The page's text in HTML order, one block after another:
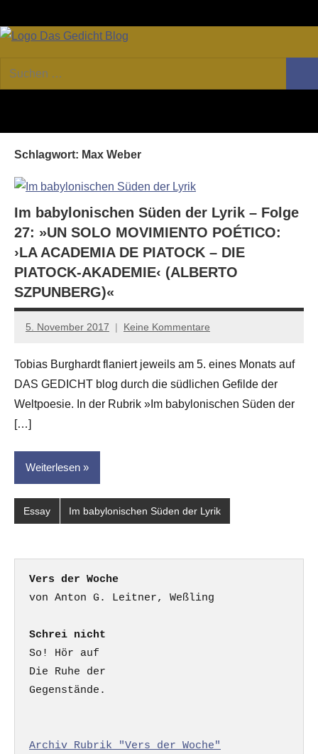
Inhalt
GEDICHT
Forum
von
Essay
und
Kritik
Suchen
nach:
Schlagwort: Max Weber
Im babylonischen Süden der Lyrik – Folge
27: »UN SOLO MOVIMIENTO POÉTICO:
›LA ACADEMIA DE PIATOCK – DIE
PIATOCK-AKADEMIE‹ (ALBERTO
SZPUNBERG)«
5. November 2017
Anton
Leitner
Keine Kommentare
Tobias Burghardt flaniert jeweils am 5. eines Monats auf
DAS GEDICHT blog durch die südlichen Gefilde der
Weltpoesie. In der Rubrik »Im babylonischen Süden der
[…]
Weiterlesen
Essay Im babylonischen Süden der Lyrik
Vers der Woche
Schrei nicht
So! Hör auf
Die Ruhe der
Gegenstände.
Archiv Rubrik "Vers der Woche"